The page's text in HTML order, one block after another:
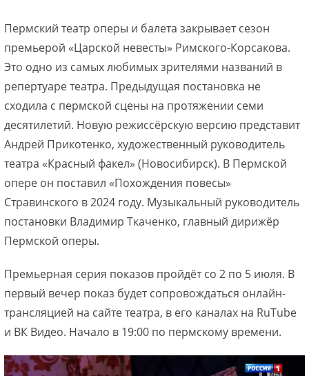
Пермский театр оперы и балета закрывает сезон
премьерой «Царской невесты» Римского-Корсакова.
Это одно из самых любимых зрителями названий в
репертуаре театра. Предыдущая постановка не
сходила с пермской сцены на протяжении семи
десятилетий. Новую режиссёрскую версию представит
Андрей Прикотенко, художественный руководитель
театра «Красный факел» (Новосибирск). В Пермской
опере он поставил «Похождения повесы»
Стравинского в 2024 году. Музыкальный руководитель
постановки Владимир Ткаченко, главный дирижёр
Пермской оперы.
Премьерная серия показов пройдёт со 2 по 5 июля. В
первый вечер показ будет сопровождаться онлайн-
трансляцией на сайте театра, в его каналах на RuTube
и ВК Видео. Начало в 19:00 по пермскому времени.